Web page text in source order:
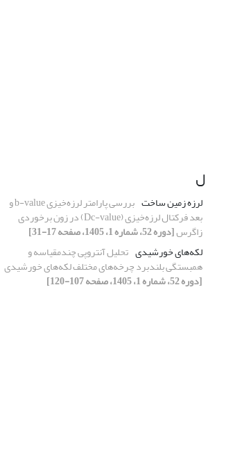
ل
لرزه زمین ساخت بررسی پارامتر لرزه‌خیزی b-value و
بعد فرکتال لرزه‌خیزی (Dc-value) در زون برخوردی
زاگرس[دوره 52، شماره 1، 1405، صفحه 17-31]
لکه‌های خورشیدی تحلیل آنتروپی چندمقیاسه و
همبستگی بلندبرد چرخه‌های مختلف لکه‌های خورشیدی
[دوره 52، شماره 1، 1405، صفحه 107-120]